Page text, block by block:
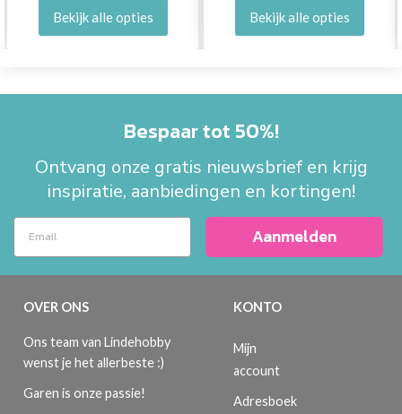
Bekijk alle opties Bekijk alle opties
Bespaar tot 50%!
Ontvang onze gratis nieuwsbrief en krijg
inspiratie, aanbiedingen en kortingen!
Aanmelden
OVER ONS
Ons team van Lindehobby
wenst je het allerbeste :)
Garen is onze passie!
KONTO
Mijn
account
Adresboek